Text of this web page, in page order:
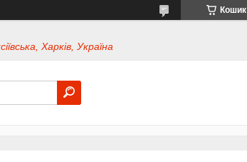
Кошик
Харків, Україна